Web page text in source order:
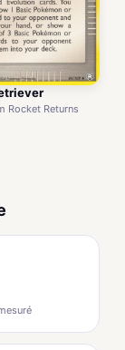
Rocket Returns